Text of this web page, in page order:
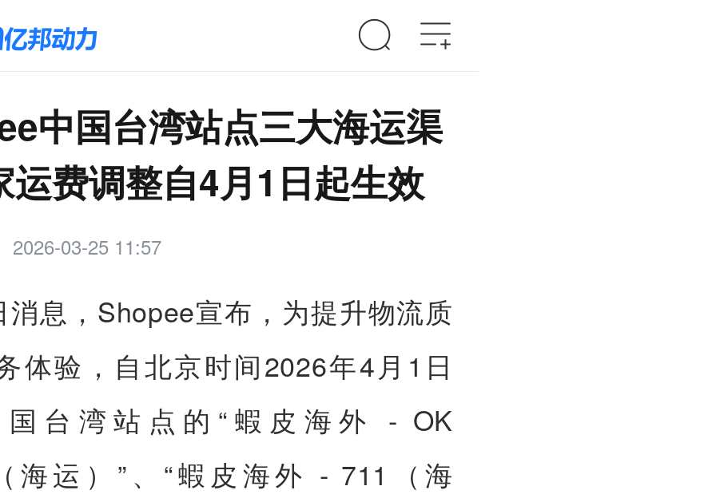
中国台湾站点三大海运渠
运费调整自4月1日起生效
2026-03-25 11:57
消息，Shopee宣布，为提升物流质
体验，自北京时间2026年4月1日
台湾站点的“蝦皮海外 - OK
海运）”、“蝦皮海外 - 711（海